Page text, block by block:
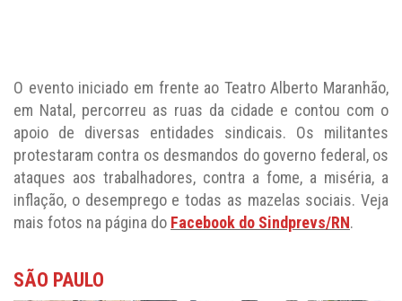
O evento iniciado em frente ao Teatro Alberto Maranhão,
em Natal, percorreu as ruas da cidade e contou com o
apoio de diversas entidades sindicais. Os militantes
protestaram contra os desmandos do governo federal, os
ataques aos trabalhadores, contra a fome, a miséria, a
inflação, o desemprego e todas as mazelas sociais. Veja
mais fotos na página do Facebook do Sindprevs/RN.
SÃO PAULO